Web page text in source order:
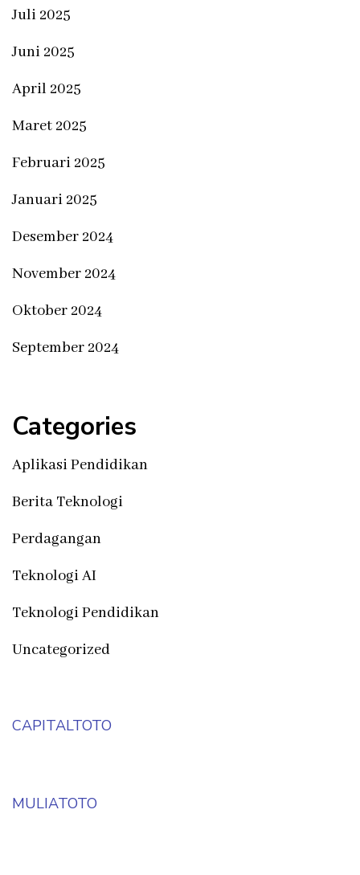
Juli 2025
Juni 2025
April 2025
Maret 2025
Februari 2025
Januari 2025
Desember 2024
November 2024
Oktober 2024
September 2024
Categories
Aplikasi Pendidikan
Berita Teknologi
Perdagangan
Teknologi AI
Teknologi Pendidikan
Uncategorized
CAPITALTOTO
MULIATOTO